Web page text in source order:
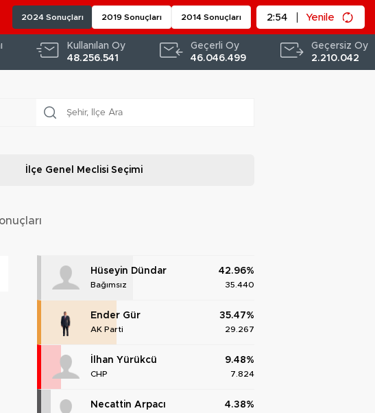
2024 Sonuçları 2019 Sonuçları 2014 Sonuçları 2:53 Yenile
Kullanılan Oy
48.256.541
Geçerli Oy
46.046.499
Geçersiz Oy
2.210.042
İlçe Genel MeclisiSeçimi
Hüseyin Dündar
Bağımsız
42.96%
35.440
Ender Gür
AK Parti
35.47%
29.267
İlhan Yürükcü
CHP
9.48%
7.824
Necattin Arpacı 4.38%